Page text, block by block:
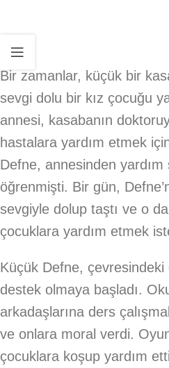
Bir zamanlar, küçük bir
sevgi dolu bir kız çocuğu
annesi, kasabanın
hastalara yardım etmek
Defne, annesinden yardım
öğrenmişti. Bir gün,
sevgiyle dolup taştı ve o
çocuklara yardım etmek
Küçük Defne,
destek olmaya başladı.
arkadaşlarına ders
ve onlara moral verdi.
çocuklara koşup yardım